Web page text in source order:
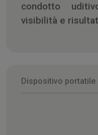
condotto
visibilità e
Dispositivo portatile